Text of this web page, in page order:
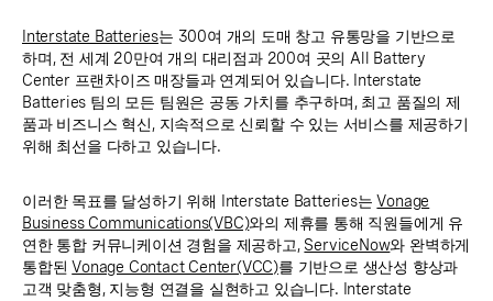
Interstate Batteries는 300여 개의 도매 창고 유통망을 기반으로
하며, 전 세계 20만여 개의 대리점과 200여 곳의 All Battery
Center 프랜차이즈 매장들과 연계되어 있습니다. Interstate
Batteries 팀의 모든 팀원은 공동 가치를 추구하며, 최고 품질의 제
품과 비즈니스 혁신, 지속적으로 신뢰할 수 있는 서비스를 제공하기
위해 최선을 다하고 있습니다.
이러한 목표를 달성하기 위해 Interstate Batteries는Vonage
Business Communications(VBC)와의 제휴를 통해 직원들에게 유
연한 통합 커뮤니케이션 경험을 제공하고, ServiceNow와 완벽하게
통합된Vonage Contact Center(VCC)를 기반으로 생산성 향상과
고객 맞춤형, 지능형 연결을 실현하고 있습니다. Interstate